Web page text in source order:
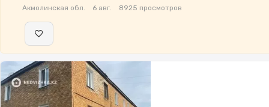
Акмолинская обл. 6 авг. 8925 просмотров